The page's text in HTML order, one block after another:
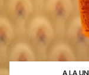
A LA